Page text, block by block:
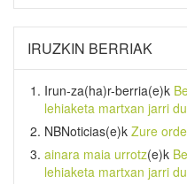
IRUZKIN BERRIAK
Irun-za(ha)r-berria(e)k
lehiaketa martxan jarri
NBNoticias(e)k Zure
ainara maia urrotz(e)k
lehiaketa martxan jarri